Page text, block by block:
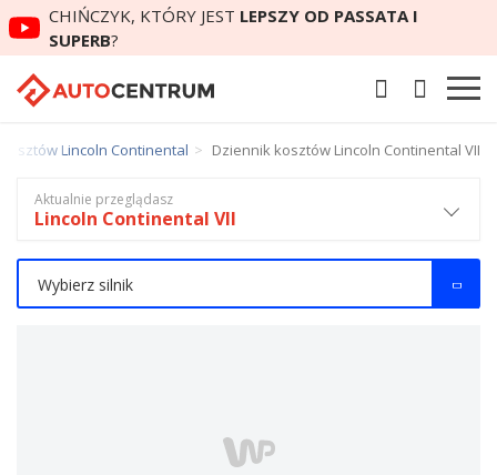
CHIŃCZYK, KTÓRY JEST LEPSZY OD PASSATA I
SUPERB?
Lincoln Continental Dziennik kosztów Lincoln Continental VII
Aktualnie przeglądasz
Lincoln Continental VII
Wybierz silnik